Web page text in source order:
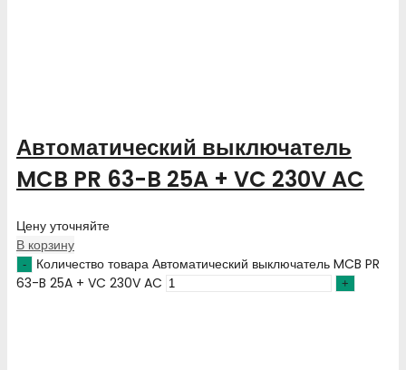
Автоматический выключатель
MCB PR 63-B 25A + VC 230V AC
Цену уточняйте
В корзину
Количество товара Автоматический выключатель MCB PR
63-B 25A + VC 230V AC